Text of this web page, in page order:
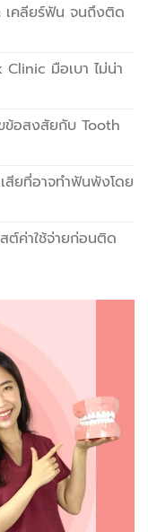
คลียร์ฟัน จนถึงติด
มือเบา ไม่น่า
ข้อสงสัยกับ Tooth
สียที่อาจทำฟันพังโดย
ต์ค่าใช้จ่ายก่อนติด